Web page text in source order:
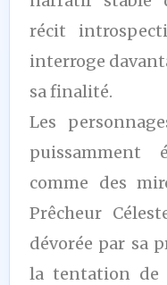
récit
interroge
sa finalité.
Les
comme des
Prêcheur
dévorée par sa
la tentation de